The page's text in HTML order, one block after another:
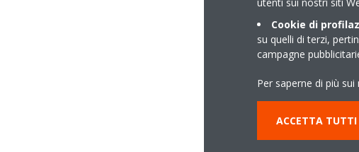
28068 Romentino NO
Cookie di
su quelli di terzi,
campagne
Per saperne di più
ACCETTA TUTTI